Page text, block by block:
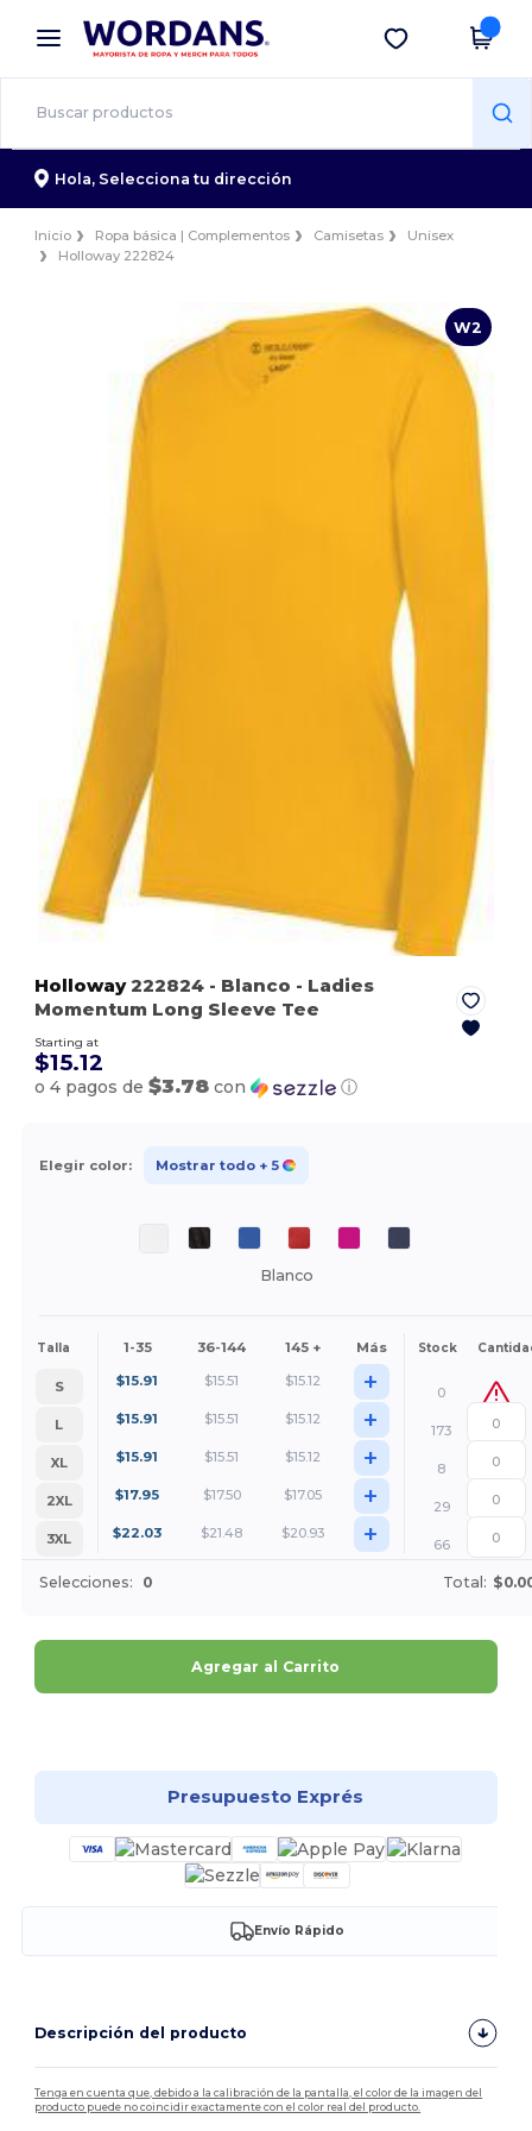
× App de Wordans
¡Mejores precios en app!
Descargar app
Hola, Selecciona tu dirección
Inicio Ropa básica | Complementos Camisetas
Unisex
Holloway 222824
W2
Holloway222824 - Blanco - Ladies
Momentum Long Sleeve Tee
Starting at
$15.12
o 4 pagos de$3.78 con ⓘ
Elegir color: Mostrar todo + 5
Blanco
Talla 1-35 36-144 145 + Más Stock
S $15.91 $15.51 $15.12 +
0
L
$15.91 $15.51 $15.12 +
173
XL
$15.91 $15.51 $15.12 +
8
2XL
$17.95 $17.50 $17.05 +
29
3XL
$22.03 $21.48 $20.93 + 66
Selecciones: 0 Total:
Agregar al Carrito
Presupuesto Exprés
Envío Rápido
Descripción del producto
Tenga en cuenta que, debido a la calibración de la pantalla, el color de la imagen del
producto puede no coincidir exactamente con el color real del producto.